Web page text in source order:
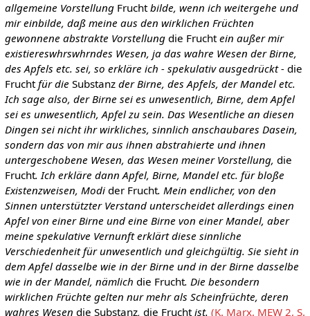
allgemeine Vorstellung Fruchtbilde, wenn ich weitergehe und
mir einbilde, daß meine aus den wirklichen Früchten
gewonnene abstrakte Vorstellung die Fruchtein außer mir
existiereswhrswhrndes Wesen, ja das wahre Wesen der Birne,
des Apfels etc. sei, so erkläre ich - spekulativ ausgedrückt - die
Fruchtfür die Substanzder Birne, des Apfels, der Mandel etc.
Ich sage also, der Birne sei es unwesentlich, Birne, dem Apfel
sei es unwesentlich, Apfel zu sein. Das Wesentliche an diesen
Dingen sei nicht ihr wirkliches, sinnlich anschaubares Dasein,
sondern das von mir aus ihnen abstrahierte und ihnen
untergeschobene Wesen, das Wesen meiner Vorstellung, die
Frucht. Ich erkläre dann Apfel, Birne, Mandel etc. für bloße
Existenzweisen, Modi der Frucht. Mein endlicher, von den
Sinnen unterstützter Verstand unterscheidet allerdings einen
Apfel von einer Birne und eine Birne von einer Mandel, aber
meine spekulative Vernunft erklärt diese sinnliche
Verschiedenheit für unwesentlich und gleichgültig. Sie sieht in
dem Apfel dasselbe wie in der Birne und in der Birne dasselbe
wie in der Mandel, nämlich die Frucht. Die besondern
wirklichen Früchte gelten nur mehr als Scheinfrüchte, deren
wahres Wesen die Substanz, die Fruchtist. (K. Marx, MEW 2, S.